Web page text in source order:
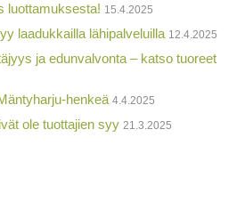
luottamuksesta! 15.4.2025
laadukkailla lähipalveluilla 12.4.2025
ja edunvalvonta – katso tuoreet
henkeä 4.4.2025
ole tuottajien syy 21.3.2025